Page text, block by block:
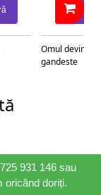
Omul devine
gandeste
931 146 sau
oricând doriți.